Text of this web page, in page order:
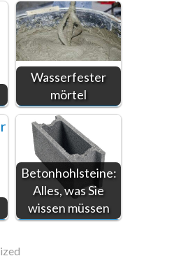
Wasserfester
mörtel
Betonhohlsteine:
Alles, was Sie
wissen müssen